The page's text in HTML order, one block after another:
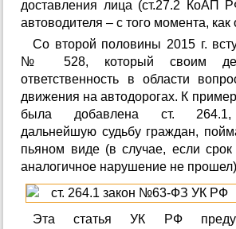
доставления лица (ст.27.2 КоАП
автоводителя – с того момента, как
Со второй половины 2015 г.
№ 528, который своим
ответственность в области
движения на автодорогах. К
была добавлена ст. 264.1,
дальнейшую судьбу граждан,
пьяном виде (в случае, если
аналогичное нарушение не
Эта статья УК РФ